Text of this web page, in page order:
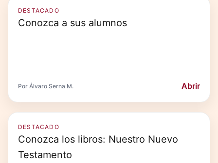
DESTACADO
Conozca a sus alumnos
Por Álvaro Serna M. Abrir
DESTACADO
Conozca los libros: Nuestro Nuevo
Testamento